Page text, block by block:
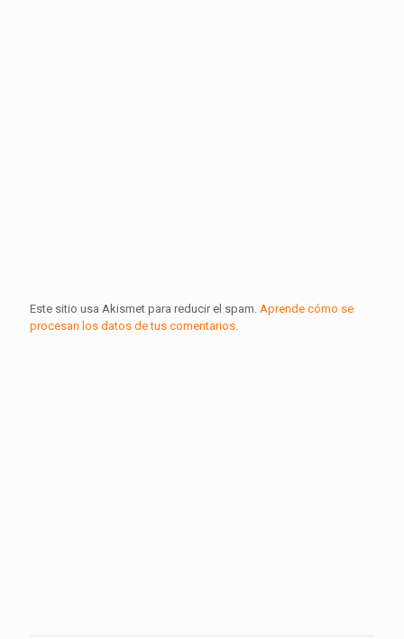
Este sitio usa Akismet para reducir el spam. Aprende cómo se
procesan los datos de tus comentarios.